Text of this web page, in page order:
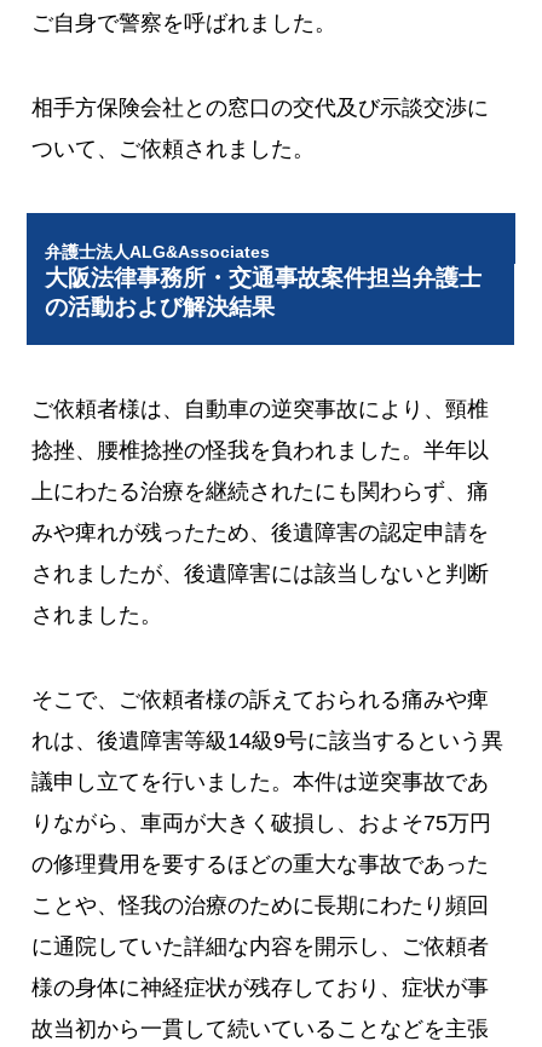
ご自身で警察を呼ばれました。
相手方保険会社との窓口の交代及び示談交渉に
ついて、ご依頼されました。
弁護士法人ALG&Associates
大阪法律事務所・交通事故案件担当弁護士
の活動および解決結果
ご依頼者様は、自動車の逆突事故により、頸椎
捻挫、腰椎捻挫の怪我を負われました。半年以
上にわたる治療を継続されたにも関わらず、痛
みや痺れが残ったため、後遺障害の認定申請を
されましたが、後遺障害には該当しないと判断
されました。
そこで、ご依頼者様の訴えておられる痛みや痺
れは、後遺障害等級14級9号に該当するという異
議申し立てを行いました。本件は逆突事故であ
りながら、車両が大きく破損し、およそ75万円
の修理費用を要するほどの重大な事故であった
ことや、怪我の治療のために長期にわたり頻回
に通院していた詳細な内容を開示し、ご依頼者
様の身体に神経症状が残存しており、症状が事
故当初から一貫して続いていることなどを主張